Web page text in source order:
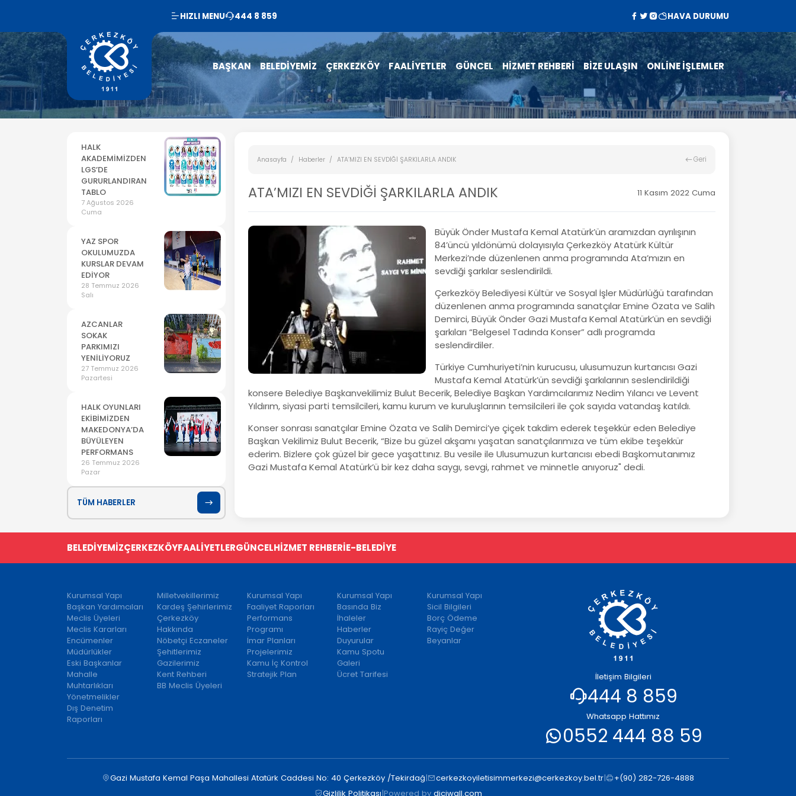
HIZLI MENU 444 8 859 HAVA DURUMU
BAŞKAN BELEDİYEMİZ ÇERKEZKÖY FAALİYETLER GÜNCEL HİZMET REHBERİ BİZE ULAŞIN ONLİNE İŞLEMLER
HALK
AKADEMİMİZDEN
LGS’DE
GURURLANDIRAN
TABLO
7 Ağustos 2026
Cuma
YAZ SPOR
OKULUMUZDA
KURSLAR DEVAM
EDİYOR
28 Temmuz 2026
Salı
AZCANLAR
SOKAK
PARKIMIZI
YENİLİYORUZ
27 Temmuz 2026
Pazartesi
HALK OYUNLARI
EKİBİMİZDEN
MAKEDONYA’DA
BÜYÜLEYEN
PERFORMANS
26 Temmuz 2026
Pazar
TÜM HABERLER
Anasayfa Haberler ATA’MIZI EN SEVDİĞİ ŞARKILARLA ANDIK Geri
ATA’MIZI EN SEVDİĞİ ŞARKILARLA ANDIK 11 Kasım 2022 Cuma
Büyük Önder Mustafa Kemal Atatürk’ün aramızdan ayrılışının
84’üncü yıldönümü dolayısıyla Çerkezköy Atatürk Kültür
Merkezi’nde düzenlenen anma programında Ata’mızın en
sevdiği şarkılar seslendirildi.
Çerkezköy Belediyesi Kültür ve Sosyal İşler Müdürlüğü tarafından
düzenlenen anma programında sanatçılar Emine Özata ve Salih
Demirci, Büyük Önder Gazi Mustafa Kemal Atatürk’ün en sevdiği
şarkıları “Belgesel Tadında Konser” adlı programda
seslendirdiler.
Türkiye Cumhuriyeti’nin kurucusu, ulusumuzun kurtarıcısı Gazi
Mustafa Kemal Atatürk’ün sevdiği şarkılarının seslendirildiği
konsere Belediye Başkanvekilimiz Bulut Becerik, Belediye Başkan Yardımcılarımız Nedim Yılancı ve Levent
Yıldırım, siyasi parti temsilcileri, kamu kurum ve kuruluşlarının temsilcileri ile çok sayıda vatandaş katıldı.
Konser sonrası sanatçılar Emine Özata ve Salih Demirci’ye çiçek takdim ederek teşekkür eden Belediye
Başkan Vekilimiz Bulut Becerik, “Bize bu güzel akşamı yaşatan sanatçılarımıza ve tüm ekibe teşekkür
ederim. Bizlere çok güzel bir gece yaşattınız. Bu vesile ile Ulusumuzun kurtarıcısı ebedi Başkomutanımız
Gazi Mustafa Kemal Atatürk’ü bir kez daha saygı, sevgi, rahmet ve minnetle anıyoruz" dedi.
BELEDİYEMİZÇERKEZKÖYFAALİYETLERGÜNCELHİZMET REHBERİE-BELEDİYE
Kurumsal Yapı
Başkan Yardımcıları
Meclis Üyeleri
Meclis Kararları
Encümenler
Müdürlükler
Eski Başkanlar
Mahalle
Muhtarlıkları
Yönetmelikler
Dış Denetim
Raporları
Milletvekillerimiz
Kardeş Şehirlerimiz
Çerkezköy
Hakkında
Nöbetçi Eczaneler
Şehitlerimiz
Gazilerimiz
Kent Rehberi
BB Meclis Üyeleri
Kurumsal Yapı
Faaliyet Raporları
Performans
Programı
İmar Planları
Projelerimiz
Kamu İç Kontrol
Stratejik Plan
Kurumsal Yapı
Basında Biz
İhaleler
Haberler
Duyurular
Kamu Spotu
Galeri
Ücret Tarifesi
Kurumsal Yapı
Sicil Bilgileri
Borç Ödeme
Rayiç Değer
Beyanlar
İletişim Bilgileri
444 8 859
Whatsapp Hattımız
0552 444 88 59
Gazi Mustafa Kemal Paşa Mahallesi Atatürk Caddesi No: 40 Çerkezköy /Tekirdağ| cerkezkoyiletisimmerkezi@cerkezkoy.bel.tr|
+(90) 282-726-4888
Gizlilik Politikası|Powered by diciwall.com